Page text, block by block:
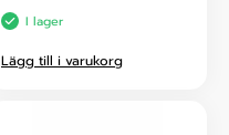
I lager
Lägg till i varukorg